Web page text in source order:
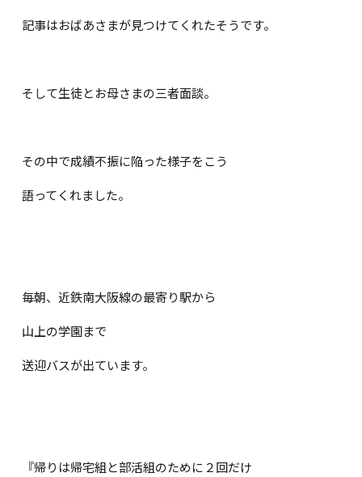
記事はおばあさまが見つけてくれたそうです。
そして生徒とお母さまの三者面談。
その中で成績不振に陥った様子をこう
語ってくれました。
毎朝、近鉄南大阪線の最寄り駅から
山上の学園まで
送迎バスが出ています。
『帰りは帰宅組と部活組のために２回だけ